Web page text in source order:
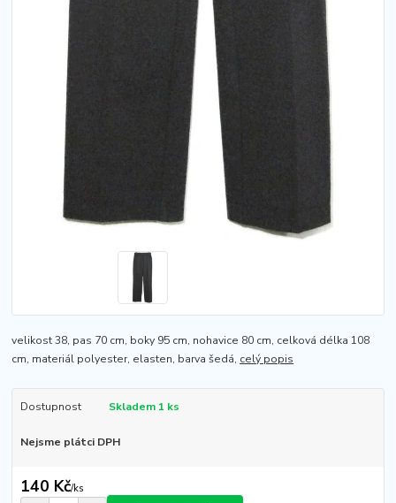
velikost 38, pas 70 cm, boky 95 cm, nohavice 80 cm, celková délka 108
cm, materiál polyester, elasten, barva šedá, celý popis
Dostupnost Skladem 1 ks
Nejsme plátci DPH
140 Kč/ks